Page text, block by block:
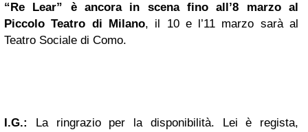
“Re Lear” è ancora in scena fino all’8 marzo al
Piccolo Teatro di Milano, il 10 e l’11 marzo sarà al
Teatro Sociale di Como.
I.G.:
La ringrazio per la disponibilità. Lei è regista,